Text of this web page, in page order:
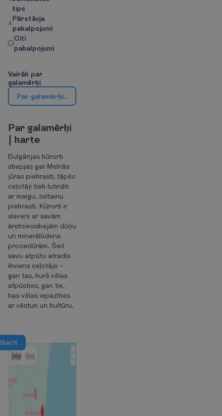
tips
Pārstāvja
pakalpojumi
Citi
pakalpojumi
Vairāk par
galamērķi
Par galamērķi |
Par galamērķi
karte
Bulgārijas kūrorti
stiepjas gar Melnās
jūras piekrasti, tāpēc
ceļotāji tiek lutināti
ar maigu, zeltainu
piekrasti. Kūrorti ir
slaveni ar savām
ārstnieciskajām dūņu
un minerālūdens
procedūrām. Šeit
savu atpūtu atradīs
ikviens ceļotājs –
gan tas, kurš vēlas
atpūsties, gan tie,
kas vēlas iepazīties
ar vēsturi un kultūru.
katīt